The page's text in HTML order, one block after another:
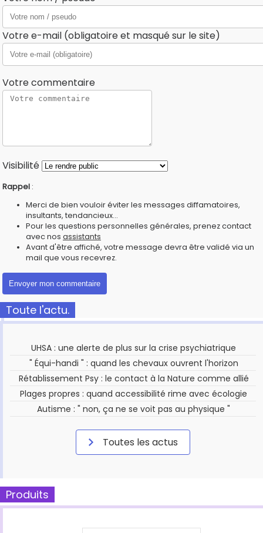
Votre e-mail (obligatoire et masqué sur le site)
Votre commentaire
Visibilité
Rappel :
Merci de bien vouloir éviter les messages diffamatoires,
insultants, tendancieux...
Pour les questions personnelles générales, prenez contact
avec nos assistants
Avant d'être affiché, votre message devra être validé via un
mail que vous recevrez.
Toute l'actu.
UHSA : une alerte de plus sur la crise psychiatrique
" Équi-handi " : quand les chevaux ouvrent l'horizon
Rétablissement Psy : le contact à la Nature comme allié
Plages propres : quand accessibilité rime avec écologie
Autisme : " non, ça ne se voit pas au physique "
Toutes les actus
Produits